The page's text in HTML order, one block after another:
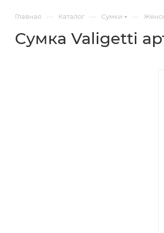
Главная — Каталог — Cумки —
Сумка Valigetti